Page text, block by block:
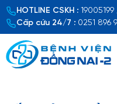
HOTLINE CSKH :
Cấp cứu 24/7 : 0251 896